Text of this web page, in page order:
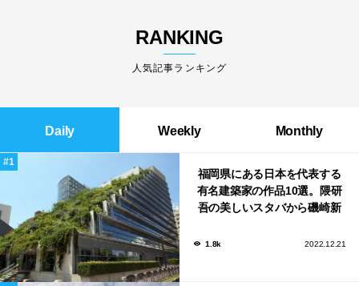
RANKING
人気記事ランキング
Daily Weekly Monthly
福岡県にある日本を代表する
有名建築家の作品10選。隈研
吾の美しいスタバから磯崎新
1.8k 2022.12.21